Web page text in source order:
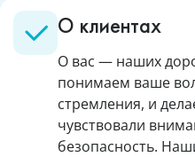
О клиентах
О вас — наших
понимаем ваше
стремления, и
чувствовали
безопасность.